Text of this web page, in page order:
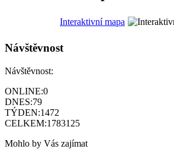
Interaktivní mapa
Návštěvnost
Návštěvnost:
ONLINE:0
DNES:79
TÝDEN:1472
CELKEM:1783125
Mohlo by Vás zajímat